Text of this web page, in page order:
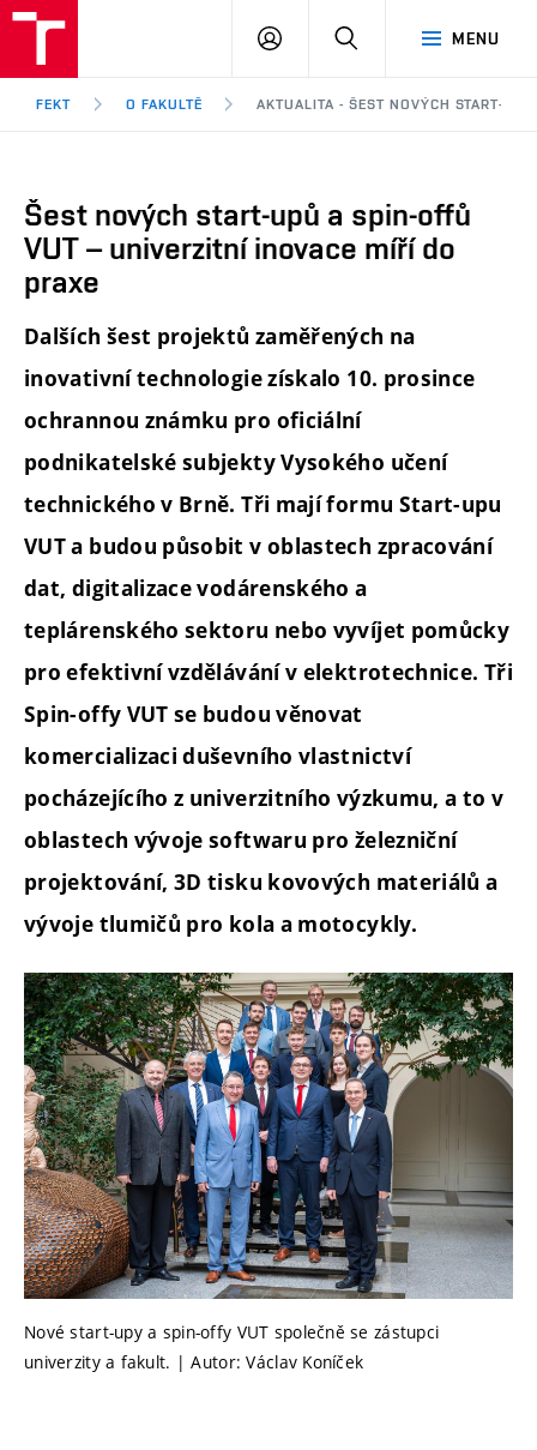
Brno
MENU
PŘIHLÁSIT
FEKT O FAKULTĚ AKTUALITA - ŠEST NOVÝCH START-
Šest nových start-upů a spin-offů
VUT – univerzitní inovace míří do
praxe
Dalších šest projektů zaměřených na
inovativní technologie získalo 10. prosince
ochrannou známku pro oficiální
podnikatelské subjekty Vysokého učení
technického v Brně. Tři mají formu Start-upu
VUT a budou působit v oblastech zpracování
dat, digitalizace vodárenského a
teplárenského sektoru nebo vyvíjet pomůcky
pro efektivní vzdělávání v elektrotechnice. Tři
Spin-offy VUT se budou věnovat
komercializaci duševního vlastnictví
pocházejícího z univerzitního výzkumu, a to v
oblastech vývoje softwaru pro železniční
projektování, 3D tisku kovových materiálů a
vývoje tlumičů pro kola a motocykly.
Nové start-upy a spin-offy VUT společně se zástupci
univerzity a fakult. | Autor: Václav Koníček